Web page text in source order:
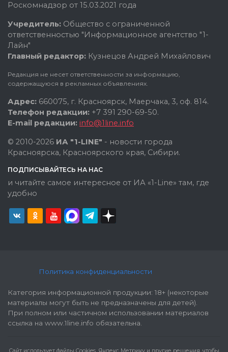
Роскомнадзор от 15.03.2021 года
Учредитель: Общество с ограниченной
ответственностью "Информационное агентство "1-
Лайн"
Главный редактор: Кузнецов Андрей Михайлович
Редакция не несет ответственности за информацию,
содержащуюся в рекламных объявлениях.
Адрес: 660075, г. Красноярск, Маерчака, 3, оф. 814.
Телефон редакции: +7 391 290-69-50.
E-mail редакции: info@1line.info
© 2010-2026 ИА "1-LINE" - новости города
Красноярска, Красноярского края, Сибири.
ПОДПИСЫВАЙТЕСЬ НА НАС
и читайте самое интересное от ИА «1-Line» там, где
удобно
Политика конфиденциальности
Категория информационной продукции: 18+ (некоторые
материалы могут быть не предназначены для детей).
При полном или частичном использовании материалов
ссылка на www.1line.info обязательна.